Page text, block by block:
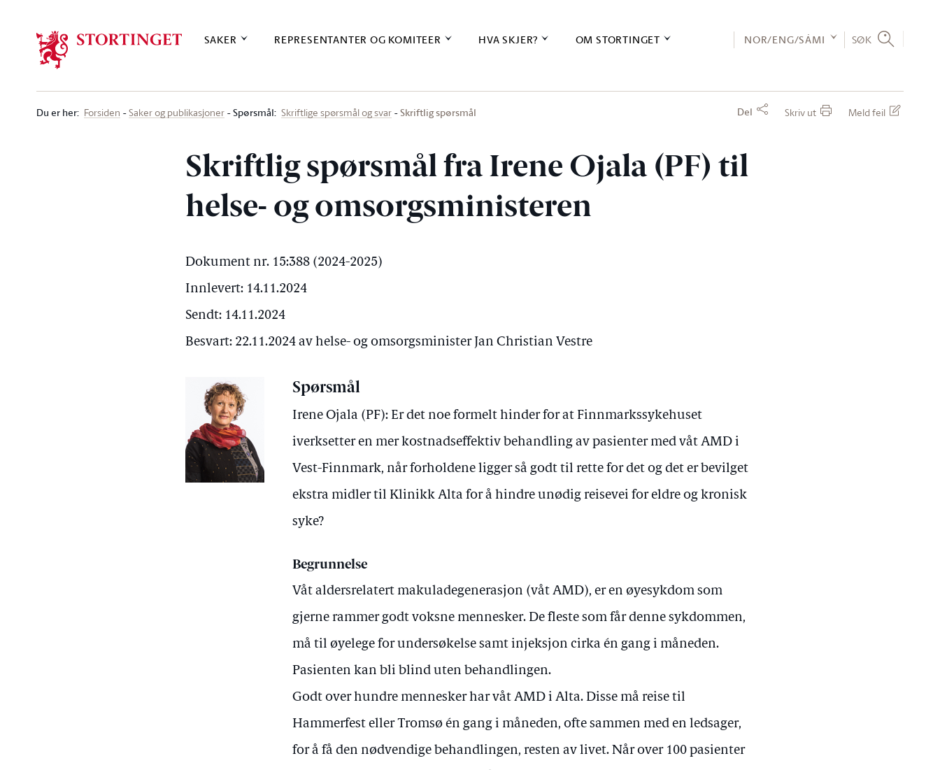
SAKER REPRESENTANTER OG KOMITEER HVA SKJER? OM STORTINGET NOR/ENG/SÁMI SØK
Du er her: Forsiden Saker og publikasjoner Spørsmål: Skriftlige spørsmål og svar Skriftlig spørsmål Del Skriv ut Meld feil
Skriftlig spørsmål fra Irene Ojala (PF) til
helse- og omsorgsministeren
Dokument nr. 15:388 (2024-2025)
Innlevert: 14.11.2024
Sendt: 14.11.2024
Besvart: 22.11.2024 av helse- og omsorgsminister Jan Christian Vestre
Spørsmål
Irene Ojala (PF): Er det noe formelt hinder for at Finnmarkssykehuset
iverksetter en mer kostnadseffektiv behandling av pasienter med våt AMD i
Vest-Finnmark, når forholdene ligger så godt til rette for det og det er bevilget
ekstra midler til Klinikk Alta for å hindre unødig reisevei for eldre og kronisk
syke?
Begrunnelse
Våt aldersrelatert makuladegenerasjon (våt AMD), er en øyesykdom som
gjerne rammer godt voksne mennesker. De fleste som får denne sykdommen,
må til øyelege for undersøkelse samt injeksjon cirka én gang i måneden.
Pasienten kan bli blind uten behandlingen.
Godt over hundre mennesker har våt AMD i Alta. Disse må reise til
Hammerfest eller Tromsø én gang i måneden, ofte sammen med en ledsager,
for å få den nødvendige behandlingen, resten av livet. Når over 100 pasienter